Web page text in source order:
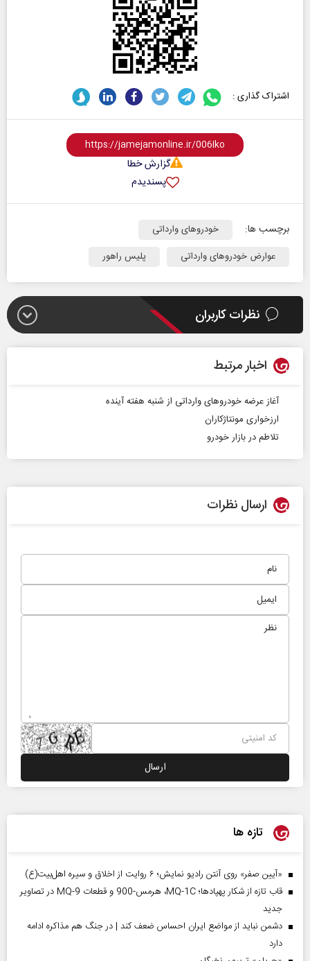
اشتراک گذاری :
گزارش خطا
پسندیدم
برچسب ها:
خودروهای وارداتی
عوارض خودروهای وارداتی
پلیس راهور
نظرات کاربران
اخبار مرتبط
آغاز عرضه خودروهای وارداتی از شنبه هفته آینده
ارزخواری مونتاژکاران
تلاطم در بازار خودرو
ارسال نظرات
تازه ها
«آیین صفر» روی آنتن رادیو نمایش؛ ۶ روایت از اخلاق و سیره اهل‌بیت(ع)
قاب تازه از شکار پهپادها؛ MQ-1C، هرمس-900 و قطعات MQ-9 در تصاویر
جدید
دشمن نباید از مواضع ایران احساس ضعف کند | در جنگ هم مذاکره ادامه
دارد